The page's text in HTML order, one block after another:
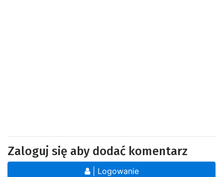
Zaloguj się aby dodać komentarz
| Logowanie